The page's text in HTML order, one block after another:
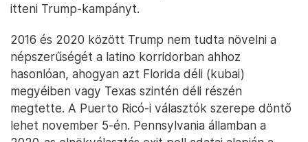
itteni Trump-kampányt.
2016 és 2020 között Trump nem tudta növelni a
népszerűségét a latino korridorban ahhoz
hasonlóan, ahogyan azt Florida déli (kubai)
megyéiben vagy Texas szintén déli részén
megtette. A Puerto Ricó-i választók szerepe döntő
lehet november 5-én. Pennsylvania államban a